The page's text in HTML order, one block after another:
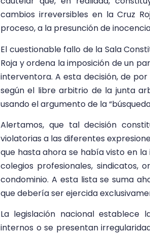
cambios irreversibles en la Cruz
proceso, a la presunción de
El cuestionable fallo de la Sala
Roja y ordena la imposición de un
interventora. A esta decisión, de
según el libre arbitrio de la junta
usando el argumento de la
Alertamos, que tal decisión
violatorias a las diferentes
que hasta ahora se había visto en
colegios profesionales, sindicatos,
condominio. A esta lista se suma
que debería ser ejercida
La legislación nacional establece
internos o se presentan